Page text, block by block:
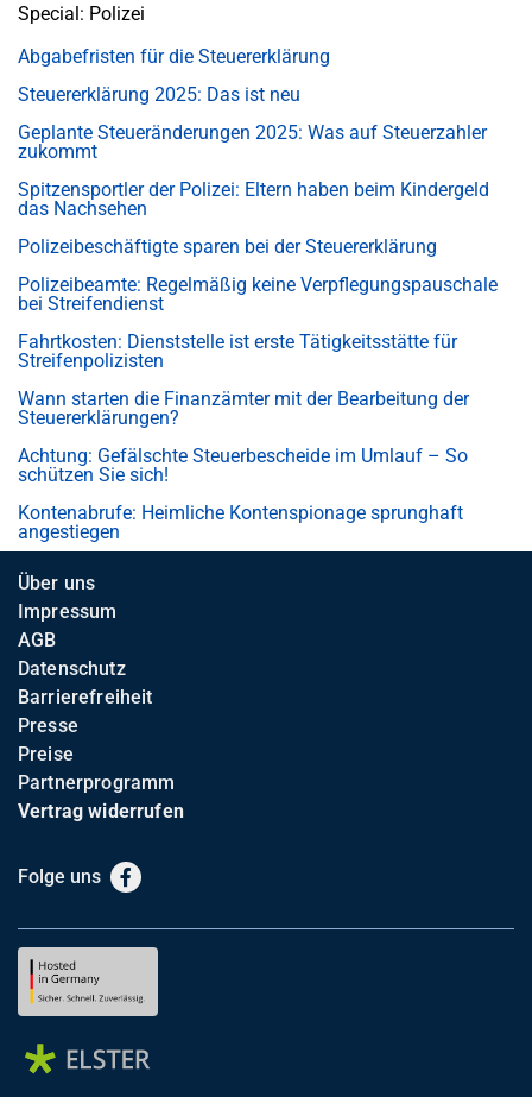
Special: Polizei
Abgabefristen für die Steuererklärung
Steuererklärung 2025: Das ist neu
Geplante Steueränderungen 2025: Was auf Steuerzahler
zukommt
Spitzensportler der Polizei: Eltern haben beim Kindergeld
das Nachsehen
Polizeibeschäftigte sparen bei der Steuererklärung
Polizeibeamte: Regelmäßig keine Verpflegungspauschale
bei Streifendienst
Fahrtkosten: Dienststelle ist erste Tätigkeitsstätte für
Streifenpolizisten
Wann starten die Finanzämter mit der Bearbeitung der
Steuererklärungen?
Achtung: Gefälschte Steuerbescheide im Umlauf – So
schützen Sie sich!
Kontenabrufe: Heimliche Kontenspionage sprunghaft
angestiegen
Über uns
Impressum
AGB
Datenschutz
Barrierefreiheit
Presse
Preise
Partnerprogramm
Vertrag widerrufen
Folge uns Facebook